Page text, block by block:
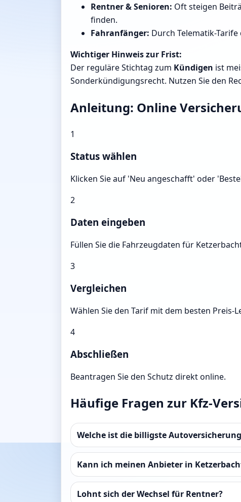
Rentner & Senioren: Oft steigen
finden.
Fahranfänger: Durch Telematik-
Wichtiger Hinweis zur Frist:
Der reguläre Stichtag zum Kündigen ist
Sonderkündigungsrecht. Nutzen Sie den
Anleitung: Online
1
Status wählen
Klicken Sie auf 'Neu angeschafft' oder
2
Daten eingeben
Füllen Sie die Fahrzeugdaten für
3
Vergleichen
Wählen Sie den Tarif mit dem besten Preis-
4
Abschließen
Beantragen Sie den Schutz direkt online.
Häufige Fragen zur Kfz-
Welche ist die billigste
Kann ich meinen Anbieter in
Lohnt sich der Wechsel für Rentner?